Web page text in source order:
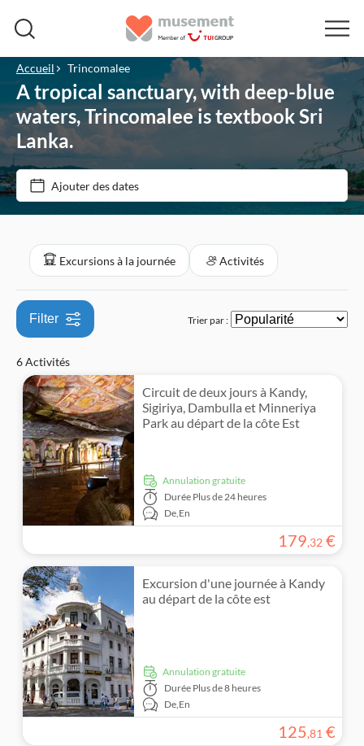
Accueil Trincomalee
A tropical sanctuary, with deep-blue
waters, Trincomalee is textbook Sri
Lanka.
Ajouter des dates
Prix par adulte
Min €
Options de billets
Entrée incluse
Bon numérique
Annulation gratuite
Confirmation instantanée
Repas inclus
Catégories
Excursions à la journée
Culture et histoire
Incontournables
Tourisme et traditions
Campagne
Folklore
Activités de plein air
Tout-terrain
Shopping
Excursions à la journée Activités
Filter Trier par :
6 Activités
Circuit de deux jours à Kandy,
Sigiriya, Dambulla et Minneriya
Park au départ de la côte Est
Annulation gratuite
Durée Plus de 24 heures
De,En
179,32 €
Excursion d'une journée à Kandy
au départ de la côte est
Annulation gratuite
Durée Plus de 8 heures
De,En
125,81 €